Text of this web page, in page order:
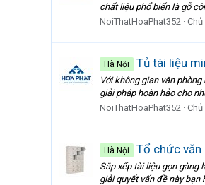
chất liệu phổ biến là gỗ
NoiThatHoaPhat352
Hà Nội Tủ tài liệu
Với không gian văn
giải pháp hoàn hảo cho
NoiThatHoaPhat352
Hà Nội Tổ chức văn
Sắp xếp tài liệu gọn gàng
giải quyết vấn đề này